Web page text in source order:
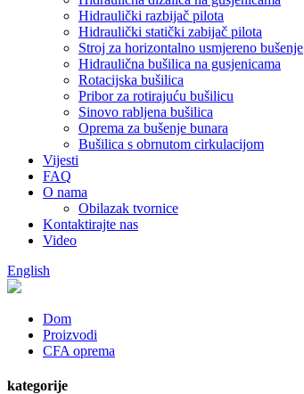
Hidraulički razbijač pilota
Hidraulički statički zabijač pilota
Stroj za horizontalno usmjereno bušenje
Hidraulična bušilica na gusjenicama
Rotacijska bušilica
Pribor za rotirajuću bušilicu
Sinovo rabljena bušilica
Oprema za bušenje bunara
Bušilica s obrnutom cirkulacijom
Vijesti
FAQ
O nama
Obilazak tvornice
Kontaktirajte nas
Video
English
Dom
Proizvodi
CFA oprema
kategorije